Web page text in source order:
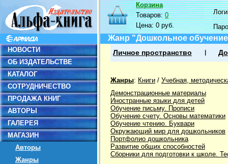
НОВОСТИ
ОБ ИЗДАТЕЛЬСТВЕ
КАТАЛОГ
СОТРУДНИЧЕСТВО
ПРОДАЖА КНИГ
АВТОРЫ
ГАЛЕРЕЯ
МАГАЗИН
Авторы
Жанры
Корзина
Товаров:0
Цена:0 руб.
Жанр "Дошкольное
Личное пространство
Жанры: Книги / Учебная,
Демонстрационные материалы
Иностранные языки для детей
Обучение письму. Прописи
Обучение счету. Основы математики
Обучение чтению. Буквари
Окружающий мир для дошкольников
Портфолио дошкольника
Развитие общих способностей
Сборники для подготовки к школе.